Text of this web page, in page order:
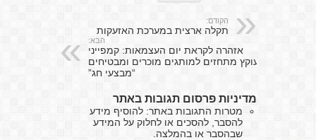
הקודם:
תקלה ארצית במערכת האזעקות
הבא:
אזהרה לקראת יום העצמאות: קמפייני
עוקץ מתחזים למותגים מוכרים ומבטיחים
“מבצעי חג”
מדיניות פרסום תגובות באתר
מטרות התגובות באתר: להוסיף מידע
להסבר, להסכים או לחלוק על המידע
שבהסבר או בהמלצה.